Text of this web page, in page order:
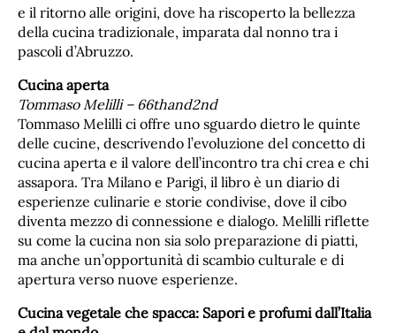
e il ritorno alle origini, dove ha riscoperto la bellezza
della cucina tradizionale, imparata dal nonno tra i
pascoli d’Abruzzo.
Cucina aperta
Tommaso Melilli – 66thand2nd
Tommaso Melilli ci offre uno sguardo dietro le quinte
delle cucine, descrivendo l’evoluzione del concetto di
cucina aperta e il valore dell’incontro tra chi crea e chi
assapora. Tra Milano e Parigi, il libro è un diario di
esperienze culinarie e storie condivise, dove il cibo
diventa mezzo di connessione e dialogo. Melilli riflette
su come la cucina non sia solo preparazione di piatti,
ma anche un’opportunità di scambio culturale e di
apertura verso nuove esperienze.
Cucina vegetale che spacca: Sapori e profumi dall’Italia